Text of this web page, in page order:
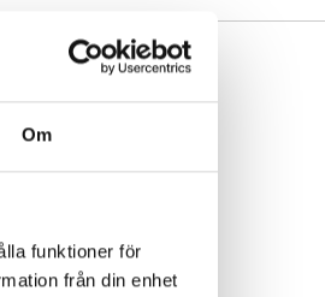
Om
funktioner för
från din enhet